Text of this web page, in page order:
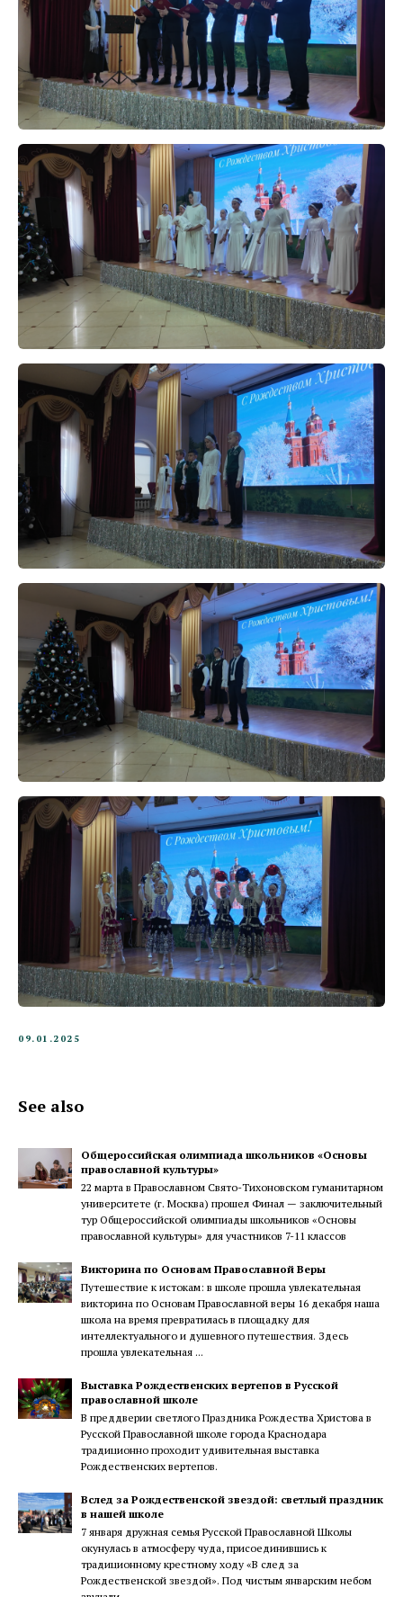
09.01.2025
See also
Общероссийская олимпиада школьников «Основы
православной культуры»
22 марта в Православном Свято-Тихоновском гуманитарном
университете (г. Москва) прошел Финал — заключительный
тур Общероссийской олимпиады школьников «Основы
православной культуры» для участников 7-11 классов
Викторина по Основам Православной Веры
Путешествие к истокам: в школе прошла увлекательная
викторина по Основам Православной веры 16 декабря наша
школа на время превратилась в площадку для
интеллектуального и душевного путешествия. Здесь
прошла увлекательная ...
Выставка Рождественских вертепов в Русской
православной школе
В преддверии светлого Праздника Рождества Христова в
Русской Православной школе города Краснодара
традиционно проходит удивительная выставка
Рождественских вертепов.
Вслед за Рождественской звездой: светлый праздник
в нашей школе
7 января дружная семья Русской Православной Школы
окунулась в атмосферу чуда, присоединившись к
традиционному крестному ходу «В след за
Рождественской звездой». Под чистым январским небом